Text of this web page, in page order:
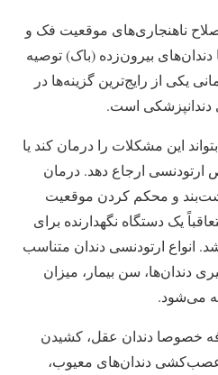
ناهنجاری‌های موقعیت فک و
دندان‌های بیرون‌زده (باک) توصیه
یکی از رایج‌ترین گزینه‌ها در
دندانپزشکی است.
این مشکلات را درمان کند یا
ارجاع دهد. درمان
و محکم کردن موقعیت
یک دستگاه نگهدارنده برای
انواع ارتودنسی دندان متناسب
دندان‌ها، سن بیمار، میزان
می‌شود.
خصوصا دندان عقل، کشیدن
عصب‌کشی دندان‌های معیوب،